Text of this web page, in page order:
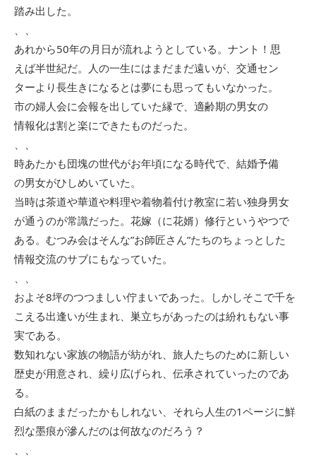
踏み出した。
、、
あれから50年の月日が流れようとしている。ナント！思
えば半世紀だ。人の一生にはまだまだ遠いが、交通セン
ターより長生きになるとは夢にも思ってもいなかった。
市の婦人会に会報を出していた縁で、適齢期の男女の
情報化は割と楽にできたものだった。
、、
時あたかも団塊の世代がお年頃になる時代で、結婚予備
の男女がひしめいていた。
当時は茶道や華道や料理や着物着付け教室に若い独身男女
が通うのが常識だった。花嫁（に花婿）修行というやつで
ある。むつみ会はそんな”お師匠さん”たちのちょっとした
情報交流のサブにもなっていた。
、、
およそ8坪のつつましい佇まいであった。しかしそこで千を
こえる出逢いが生まれ、巣立ちがあったのは紛れもない事
実である。
数知れない家族の物語が紡がれ、旅人たちのために新しい
歴史が用意され、繰り広げられ、伝承されていったのであ
る。
白紙のままだったかもしれない、それら人生の1ページに鮮
烈な墨痕が滲んだのは何故なのだろう？
、、